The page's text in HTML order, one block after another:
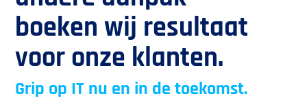
boeken wij resultaat
voor onze klanten.
Grip op IT nu en in de toekomst.